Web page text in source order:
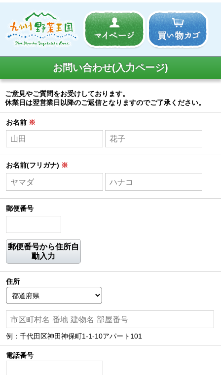
お問い合わせ(入力ページ)
ご意見やご質問をお受けしております。
休業日は翌営業日以降のご返信となりますのでご了承ください。
お名前 ※
お名前(フリガナ) ※
郵便番号
郵便番号から住所自
動入力
住所
例：千代田区神田神保町1-1-10アパート101
電話番号